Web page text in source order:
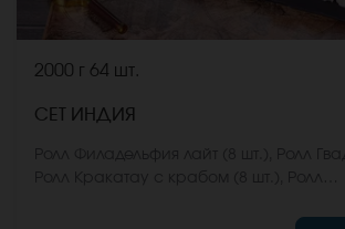
2000 г 64 шт.
СЕТ ИНДИЯ
шт.), Ролл Калифорния хот (8 шт.), Ролл